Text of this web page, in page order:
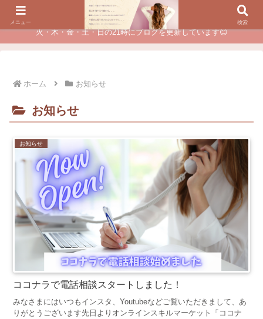
夫に不倫されたつらい経験が、あなたのチャンスに変わるカウンセリング
火・木・金・土・日の21時にブログを更新しています😊
ホーム お知らせ
お知らせ
お知らせ
ココナラで電話相談スタートしました！
みなさまにはいつもインスタ、Youtubeなどご覧いただきまして、あ
りがとうございます先日よりオンラインスキルマーケット「ココナ
メニュー 検索